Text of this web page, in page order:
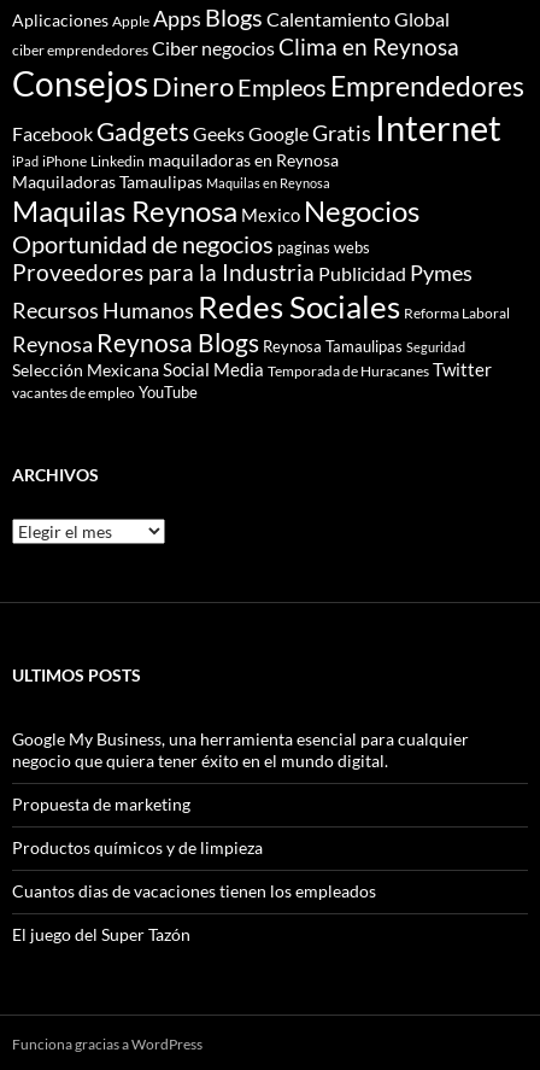
Aplicaciones Apple Apps Blogs Calentamiento Global
ciber emprendedores Ciber negociosClima en Reynosa
ConsejosDineroEmpleos Emprendedores
Facebook GadgetsGeeksGoogleGratis Internet
iPad iPhone Linkedin maquiladoras en Reynosa
Maquiladoras Tamaulipas Maquilas en Reynosa
Maquilas Reynosa Mexico Negocios
Oportunidad de negocios paginas webs
Proveedores para la Industria Publicidad Pymes
Recursos Humanos Redes Sociales Reforma Laboral
Reynosa Reynosa Blogs Reynosa Tamaulipas Seguridad
Selección MexicanaSocial Media Temporada de Huracanes Twitter
vacantes de empleo YouTube
ARCHIVOS
Archivos
ULTIMOS POSTS
Google My Business, una herramienta esencial para cualquier
negocio que quiera tener éxito en el mundo digital.
Propuesta de marketing
Productos químicos y de limpieza
Cuantos dias de vacaciones tienen los empleados
El juego del Super Tazón
Funciona gracias a WordPress